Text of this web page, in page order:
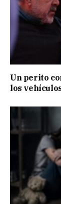
Un perito
los